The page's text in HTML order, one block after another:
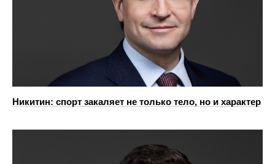
Никитин: спорт закаляет не только тело, но и характер